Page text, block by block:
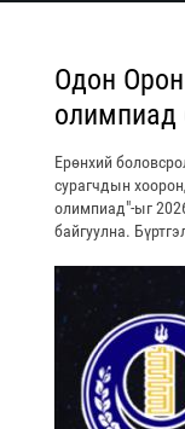
Одон
олимпиад
Ерөнхий
сурагчдын
олимпиад"-ыг
байгуулна.